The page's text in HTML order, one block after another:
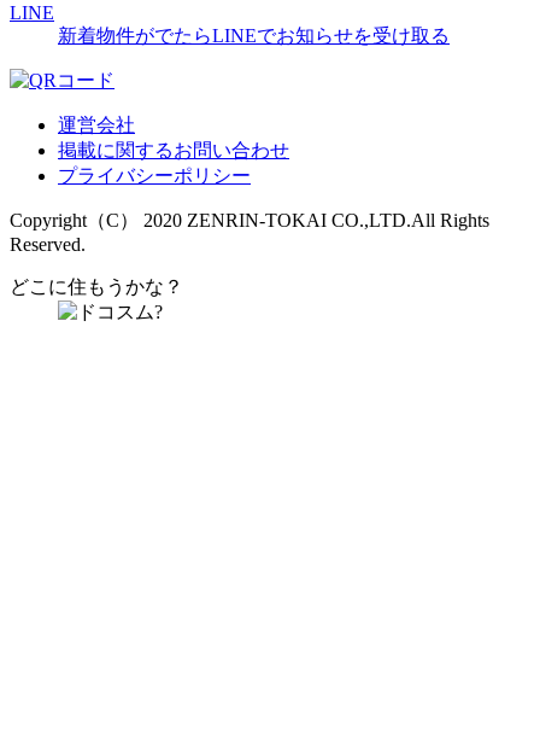
LINE
新着物件がでたらLINEでお知らせを受け取る
運営会社
掲載に関するお問い合わせ
プライバシーポリシー
Copyright（C） 2020 ZENRIN-TOKAI CO.,LTD.All Rights
Reserved.
どこに住もうかな？